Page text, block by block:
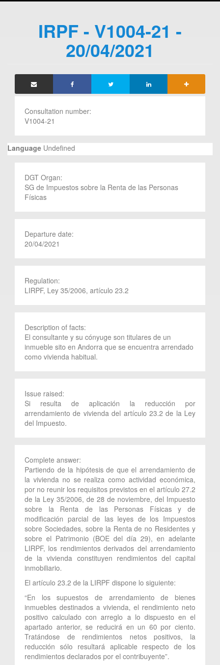
IRPF - V1004-21 -
20/04/2021
Consultation number:
V1004-21
Language Undefined
DGT Organ:
SG de Impuestos sobre la Renta de las Personas
Físicas
Departure date:
20/04/2021
Regulation:
LIRPF, Ley 35/2006, artículo 23.2
Description of facts:
El consultante y su cónyuge son titulares de un
inmueble sito en Andorra que se encuentra arrendado
como vivienda habitual.
Issue raised:
Si resulta de aplicación la reducción por
arrendamiento de vivienda del artículo 23.2 de la Ley
del Impuesto.
Complete answer:
Partiendo de la hipótesis de que el arrendamiento de
la vivienda no se realiza como actividad económica,
por no reunir los requisitos previstos en el artículo 27.2
de la Ley 35/2006, de 28 de noviembre, del Impuesto
sobre la Renta de las Personas Físicas y de
modificación parcial de las leyes de los Impuestos
sobre Sociedades, sobre la Renta de no Residentes y
sobre el Patrimonio (BOE del día 29), en adelante
LIRPF, los rendimientos derivados del arrendamiento
de la vivienda constituyen rendimientos del capital
inmobiliario.
El artículo 23.2 de la LIRPF dispone lo siguiente:
“En los supuestos de arrendamiento de bienes
inmuebles destinados a vivienda, el rendimiento neto
positivo calculado con arreglo a lo dispuesto en el
apartado anterior, se reducirá en un 60 por ciento.
Tratándose de rendimientos netos positivos, la
reducción sólo resultará aplicable respecto de los
rendimientos declarados por el contribuyente”.